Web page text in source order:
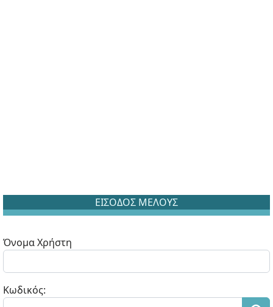
ΕΙΣΟΔΟΣ ΜΕΛΟΥΣ
Όνομα Χρήστη
Κωδικός: